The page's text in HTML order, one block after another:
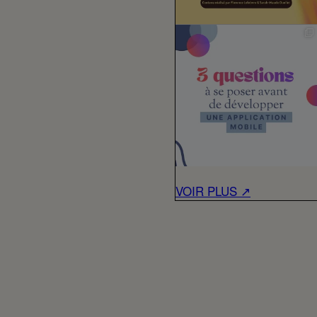
VOIR PLUS ↗